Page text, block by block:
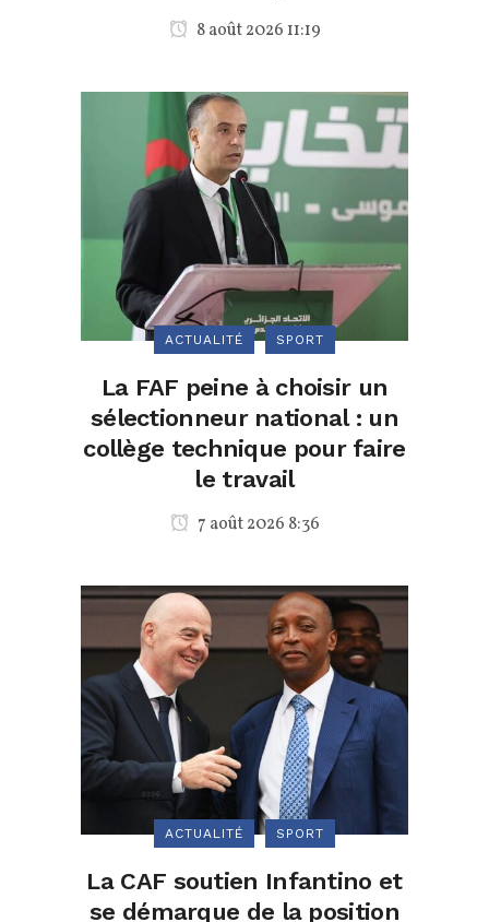
8 août 2026 11:19
ACTUALITÉ SPORT
La FAF peine à choisir un
sélectionneur national : un
collège technique pour faire
le travail
7 août 2026 8:36
ACTUALITÉ SPORT
La CAF soutien Infantino et
se démarque de la position